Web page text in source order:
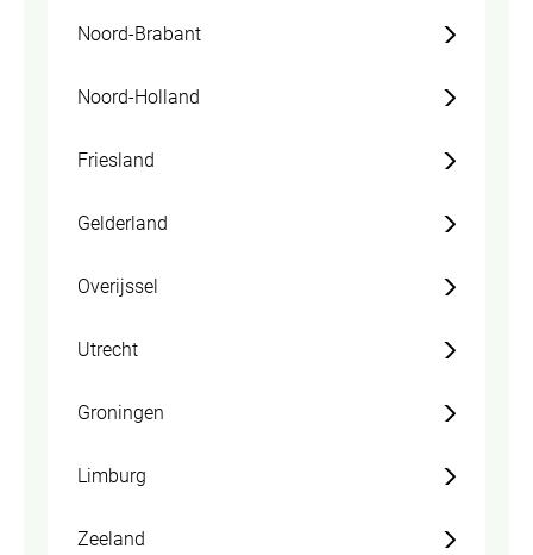
Noord-Brabant
Noord-Holland
Friesland
Gelderland
Overijssel
Utrecht
Groningen
Limburg
Zeeland